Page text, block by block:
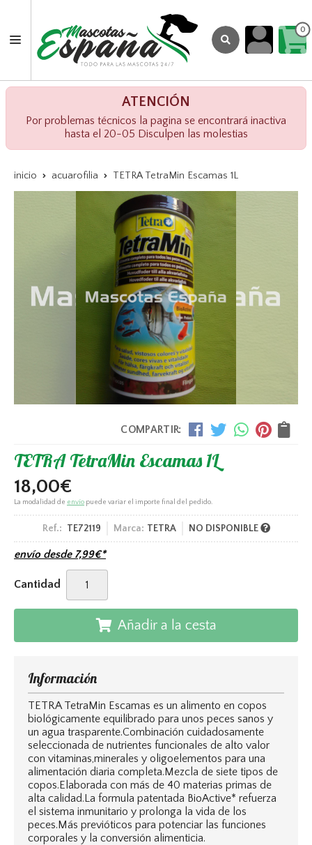
0
ATENCIÓN
Por problemas técnicos la pagina se encontrará inactiva
hasta el 20-05 Disculpen las molestias
inicio acuarofilia TETRA TetraMin Escamas 1L
COMPARTIR:
TETRA TetraMin Escamas 1L
18,00€
La modalidad de envío puede variar el importe final del pedido.
Ref.: TE72119 Marca: TETRA NO DISPONIBLE
envío desde 7,99€*
Cantidad
Añadir a la cesta
Información
TETRA TetraMin Escamas es un alimento en copos
biológicamente equilibrado para unos peces sanos y
un agua trasparente.Combinación cuidadosamente
seleccionada de nutrientes funcionales de alto valor
con vitaminas,minerales y oligoelementos para una
alimentación diaria completa.Mezcla de siete tipos de
copos.Elaborada con más de 40 materias primas de
alta calidad.La formula patentada BioActive* refuerza
el sistema inmunitario y prolonga la vida de los
peces.Más previóticos para potenciar las funciones
corporales y la conversión alimenticia.